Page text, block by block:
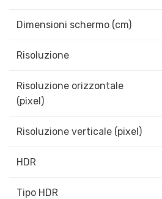
Dimensioni schermo (cm)
Risoluzione
Risoluzione orizzontale
(pixel)
Risoluzione verticale (pixel)
HDR
Tipo HDR